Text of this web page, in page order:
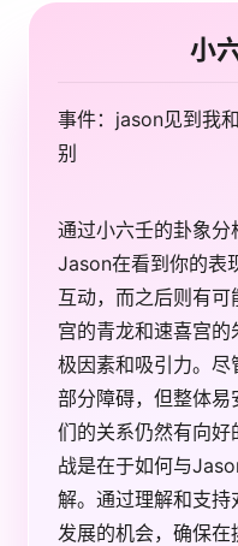
小
事件：jason见到我
别
通过小六壬的卦象分
Jason在看到你的表
互动，而之后则有
宫的青龙和速喜宫
极因素和吸引力。
部分障碍，但整体
们的关系仍然有向
战是在于如何与
解。通过理解和支
发展的机会，确保